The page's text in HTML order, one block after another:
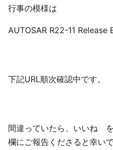
行事の模様は
AUTOSAR R22-11
下記URL順次確認中です。
間違っていたら、いいね
欄にご報告くださると幸いで